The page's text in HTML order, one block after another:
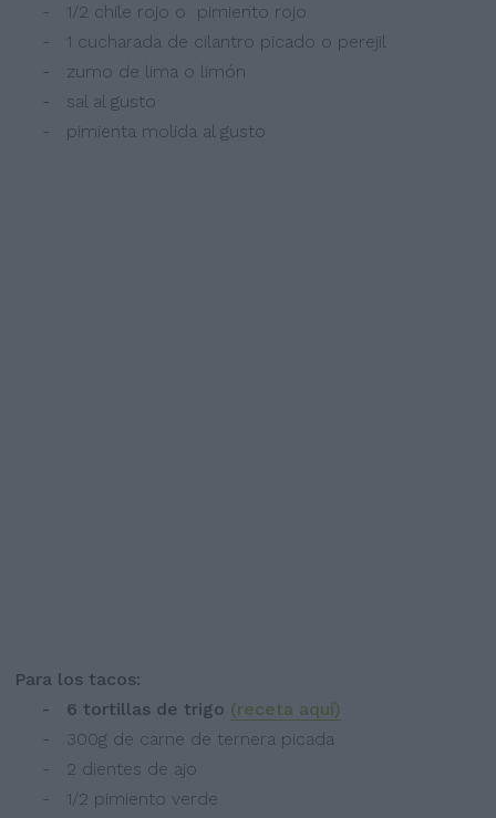
- 1/2 chile rojo o pimiento rojo
- 1 cucharada de cilantro picado o perejil
- zumo de lima o limón
- sal al gusto
- pimienta molida al gusto
Para los tacos:
- 6 tortillas de trigo (receta aquí)
- 300g de carne de ternera picada
- 2 dientes de ajo
- 1/2 pimiento verde